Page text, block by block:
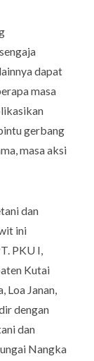
dapat
masa
gerbang
masa aksi
dan
ini
PKU I,
Kutai
Loa Janan,
dengan
dan
Nangka